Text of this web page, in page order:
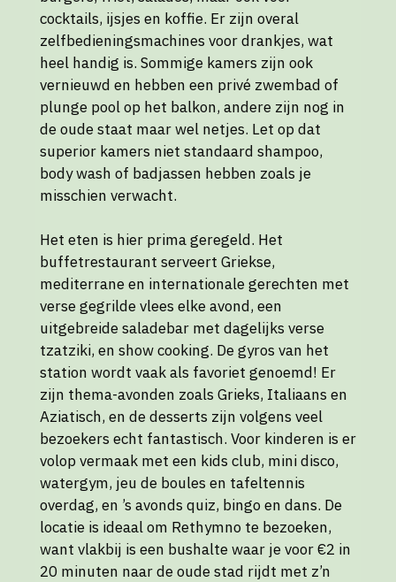
cocktails, ijsjes en koffie. Er zijn overal
zelfbedieningsmachines voor drankjes, wat
heel handig is. Sommige kamers zijn ook
vernieuwd en hebben een privé zwembad of
plunge pool op het balkon, andere zijn nog in
de oude staat maar wel netjes. Let op dat
superior kamers niet standaard shampoo,
body wash of badjassen hebben zoals je
misschien verwacht.
Het eten is hier prima geregeld. Het
buffetrestaurant serveert Griekse,
mediterrane en internationale gerechten met
verse gegrilde vlees elke avond, een
uitgebreide saladebar met dagelijks verse
tzatziki, en show cooking. De gyros van het
station wordt vaak als favoriet genoemd! Er
zijn thema-avonden zoals Grieks, Italiaans en
Aziatisch, en de desserts zijn volgens veel
bezoekers echt fantastisch. Voor kinderen is er
volop vermaak met een kids club, mini disco,
watergym, jeu de boules en tafeltennis
overdag, en ’s avonds quiz, bingo en dans. De
locatie is ideaal om Rethymno te bezoeken,
want vlakbij is een bushalte waar je voor €2 in
20 minuten naar de oude stad rijdt met z’n